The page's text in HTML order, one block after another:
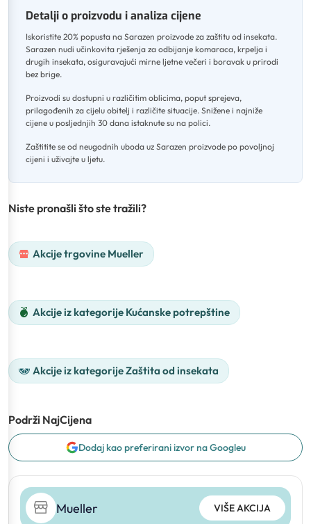
Detalji o proizvodu i analiza cijene
Iskoristite 20% popusta na Sarazen proizvode za zaštitu od insekata.
Sarazen nudi učinkovita rješenja za odbijanje komaraca, krpelja i
drugih insekata, osiguravajući mirne ljetne večeri i boravak u prirodi
bez brige.
Proizvodi su dostupni u različitim oblicima, poput sprejeva,
prilagođenih za cijelu obitelj i različite situacije. Snižene i najniže
cijene u posljednjih 30 dana istaknute su na polici.
Zaštitite se od neugodnih uboda uz Sarazen proizvode po povoljnoj
cijeni i uživajte u ljetu.
Niste pronašli što ste tražili?
Akcije trgovine Mueller
Akcije iz kategorije Kućanske potrepštine
Akcije iz kategorije Zaštita od insekata
Podrži NajCijena
Dodaj kao preferirani izvor na Googleu
Mueller VIŠE AKCIJA